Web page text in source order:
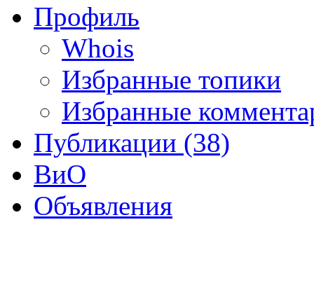
Профиль
Whois
Избранные топики
Избранные
Публикации (38)
ВиО
Объявления